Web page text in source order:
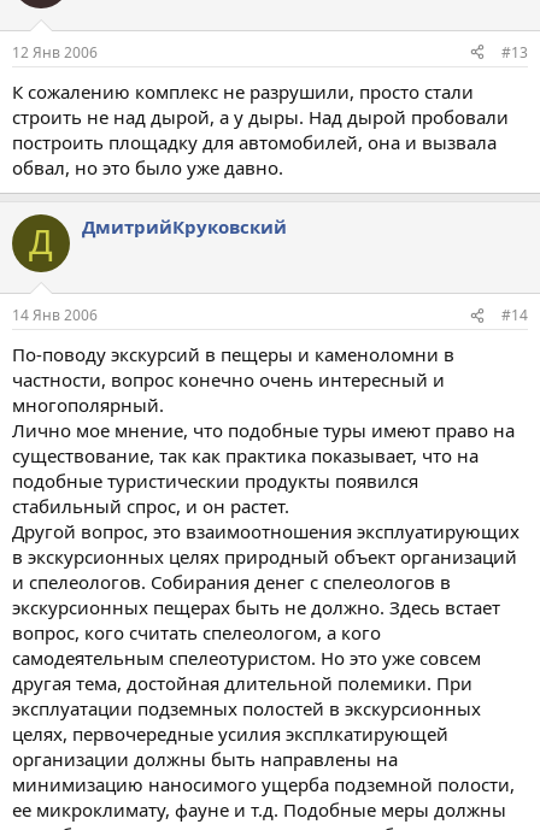
12 Янв 2006 #13
К сожалению комплекс не разрушили, просто стали
строить не над дырой, а у дыры. Над дырой пробовали
построить площадку для автомобилей, она и вызвала
обвал, но это было уже давно.
Д ДмитрийКруковский
14 Янв 2006 #14
По-поводу экскурсий в пещеры и каменоломни в
частности, вопрос конечно очень интересный и
многополярный.
Лично мое мнение, что подобные туры имеют право на
существование, так как практика показывает, что на
подобные туристическии продукты появился
стабильный спрос, и он растет.
Другой вопрос, это взаимоотношения эксплуатирующих
в экскурсионных целях природный объект организаций
и спелеологов. Собирания денег с спелеологов в
экскурсионных пещерах быть не должно. Здесь встает
вопрос, кого считать спелеологом, а кого
самодеятельным спелеотуристом. Но это уже совсем
другая тема, достойная длительной полемики. При
эксплуатации подземных полостей в экскурсионных
целях, первочередные усилия эксплкатирующей
организации должны быть направлены на
минимизацию наносимого ущерба подземной полости,
ее микроклимату, фауне и т.д. Подобные меры должны